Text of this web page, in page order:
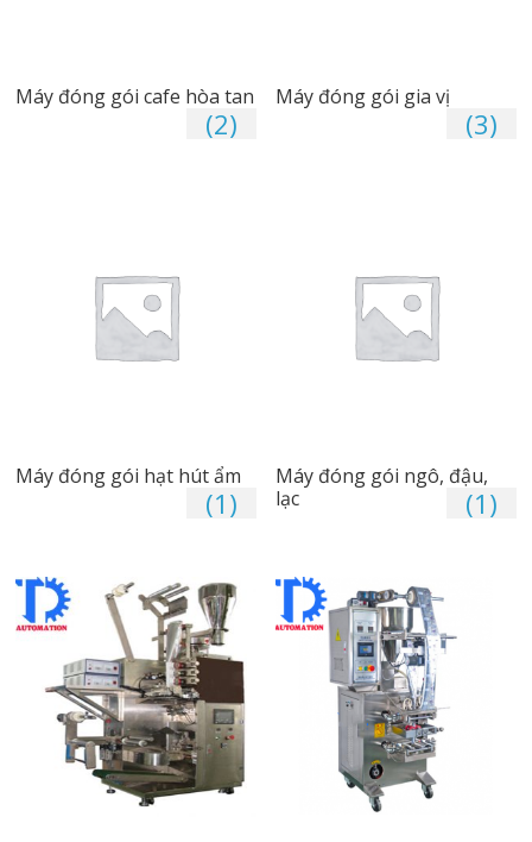
Máy đóng gói cafe hòa tan
(2)
Máy đóng gói gia vị
(3)
Máy đóng gói hạt hút ẩm
(1)
Máy đóng gói ngô, đậu,
lạc
(1)